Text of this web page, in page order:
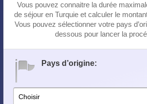
Vous pouvez connaitre la durée
de séjour en Turquie et calculer le
Vous pouvez sélectionner votre pays
dessous pour lancer la
Pays d’origine: